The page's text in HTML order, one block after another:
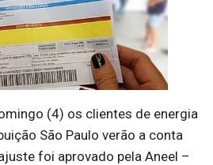
(4) os clientes de energia
São Paulo verão a conta
foi aprovado pela Aneel –